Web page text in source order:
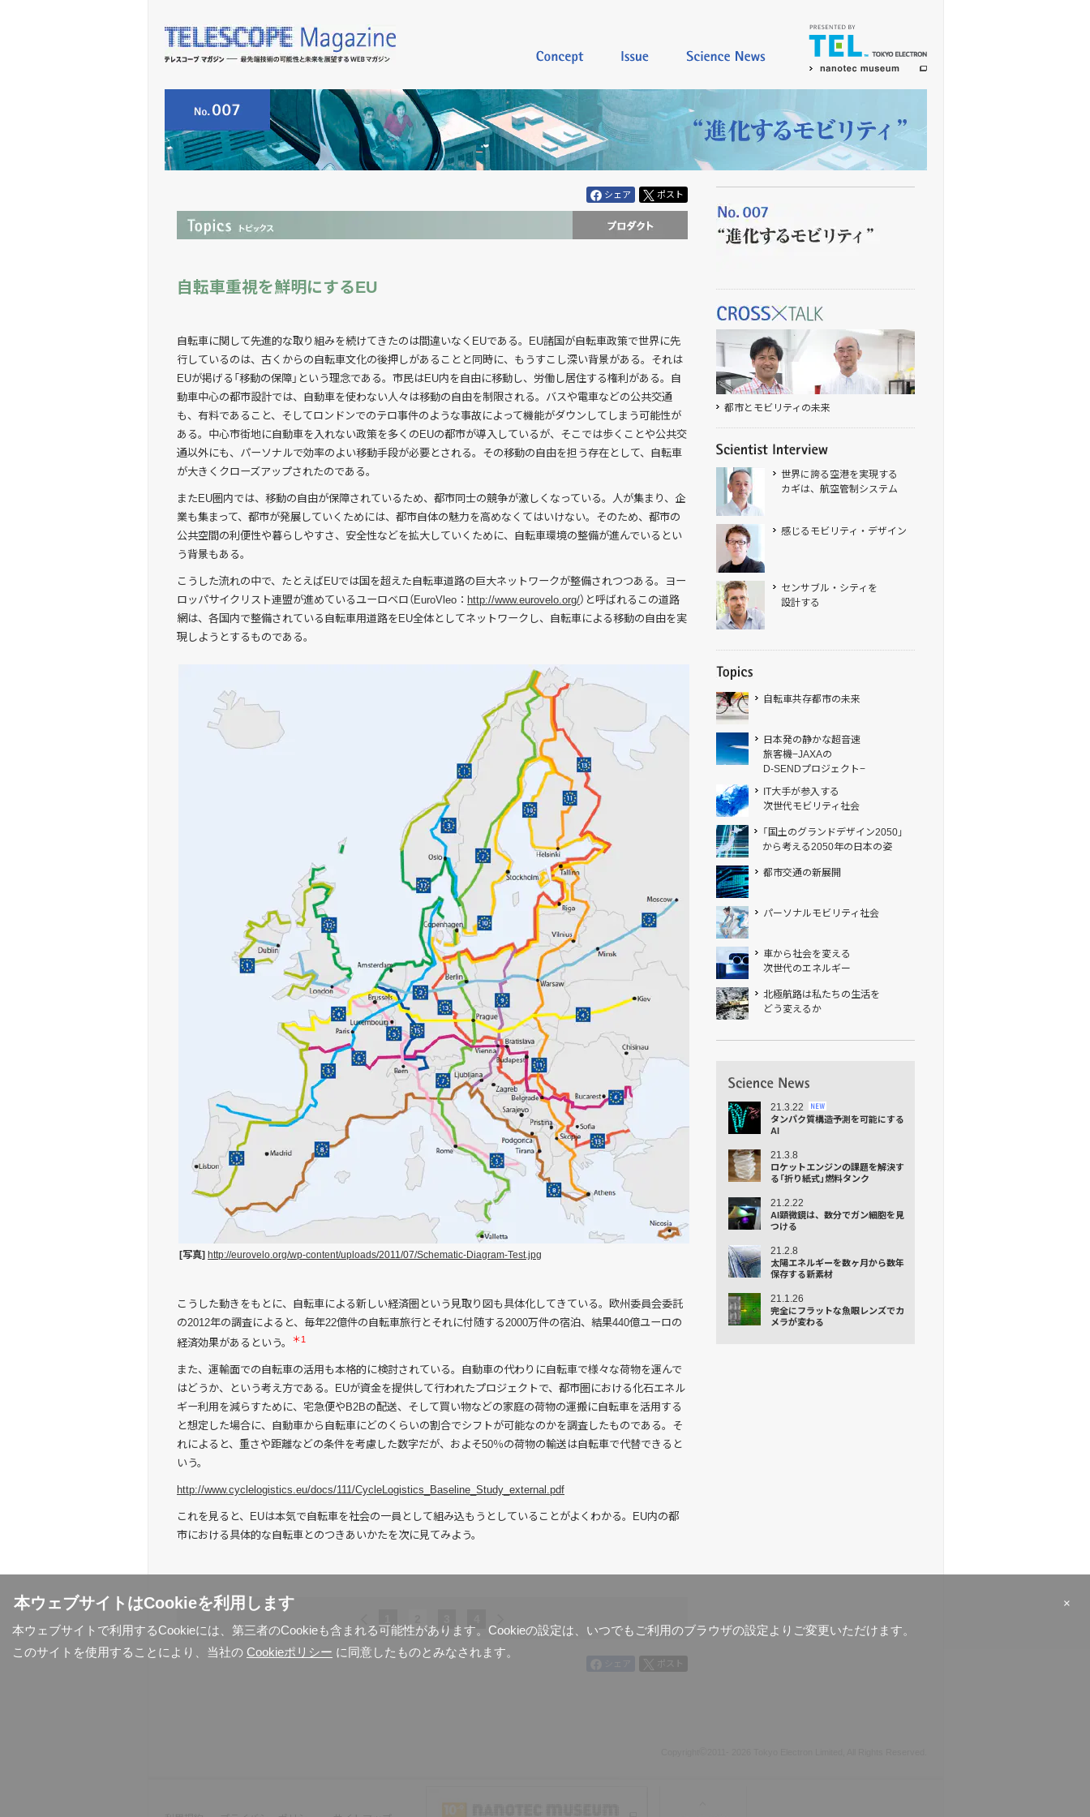
本ウェブサイトはCookieを利用します
×
本ウェブサイトで利用するCookieには、第三者のCookieも含まれる可能性があります。Cookieの設定は、いつでもご利用のブラウザの設定よりご変更いただけます。
このサイトを使用することにより、当社の Cookieポリシー に同意したものとみなされます。
シェア ポスト
自転車重視を鮮明にするEU
自転車に関して先進的な取り組みを続けてきたのは間違いなくEUである。EU諸国が自転車政策で世界に先
行しているのは、古くからの自転車文化の後押しがあることと同時に、もうすこし深い背景がある。それは
EUが掲げる「移動の保障」という理念である。市民はEU内を自由に移動し、労働し居住する権利がある。自
動車中心の都市設計では、自動車を使わない人々は移動の自由を制限される。バスや電車などの公共交通
も、有料であること、そしてロンドンでのテロ事件のような事故によって機能がダウンしてしまう可能性が
ある。中心市街地に自動車を入れない政策を多くのEUの都市が導入しているが、そこでは歩くことや公共交
通以外にも、パーソナルで効率のよい移動手段が必要とされる。その移動の自由を担う存在として、自転車
が大きくクローズアップされたのである。
またEU圏内では、移動の自由が保障されているため、都市同士の競争が激しくなっている。人が集まり、企
業も集まって、都市が発展していくためには、都市自体の魅力を高めなくてはいけない。そのため、都市の
公共空間の利便性や暮らしやすさ、安全性などを拡大していくために、自転車環境の整備が進んでいるとい
う背景もある。
こうした流れの中で、たとえばEUでは国を超えた自転車道路の巨大ネットワークが整備されつつある。ヨー
ロッパサイクリスト連盟が進めているユーロベロ（EuroVleo： http://www.eurovelo.org/）と呼ばれるこの道路
網は、各国内で整備されている自転車用道路をEU全体としてネットワークし、自転車による移動の自由を実
現しようとするものである。
[写真] http://eurovelo.org/wp-content/uploads/2011/07/Schematic-Diagram-Test.jpg
こうした動きをもとに、自転車による新しい経済圏という見取り図も具体化してきている。欧州委員会委託
の2012年の調査によると、毎年22億件の自転車旅行とそれに付随する2000万件の宿泊、結果440億ユーロの
経済効果があるという。
＊1
また、運輸面での自転車の活用も本格的に検討されている。自動車の代わりに自転車で様々な荷物を運んで
はどうか、という考え方である。EUが資金を提供して行われたプロジェクトで、都市圏における化石エネル
ギー利用を減らすために、宅急便やB2Bの配送、そして買い物などの家庭の荷物の運搬に自転車を活用する
と想定した場合に、自動車から自転車にどのくらいの割合でシフトが可能なのかを調査したものである。そ
れによると、重さや距離などの条件を考慮した数字だが、およそ50％の荷物の輸送は自転車で代替できると
いう。
http://www.cyclelogistics.eu/docs/111/CycleLogistics_Baseline_Study_external.pdf
これを見ると、EUは本気で自転車を社会の一員として組み込もうとしていることがよくわかる。EU内の都
市における具体的な自転車とのつきあいかたを次に見てみよう。
ポスト
都市とモビリティの未来
世界に誇る空港を実現する
カギは、航空管制システム
感じるモビリティ・デザイン
センサブル・シティを
設計する
自転車共存都市の未来
日本発の静かな超音速
旅客機−JAXAの
D-SENDプロジェクト−
IT大手が参入する
次世代モビリティ社会
「国土のグランドデザイン2050」
から考える2050年の日本の姿
都市交通の新展開
パーソナルモビリティ社会
車から社会を変える
次世代のエネルギー
北極航路は私たちの生活を
どう変えるか
21.3.22
タンパク質構造予測を可能にする
AI
21.3.8
ロケットエンジンの課題を解決す
る「折り紙式」燃料タンク
21.2.22
AI顕微鏡は、数分でガン細胞を見
つける
21.2.8
太陽エネルギーを数ヶ月から数年
保存する新素材
21.1.26
完全にフラットな⿂眼レンズでカ
メラが変わる